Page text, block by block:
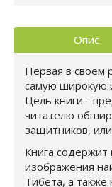
Опис
Первая в своем
самую широкую
Цель книги -
читателю
защитников,
Книга содержит
изображения
Тибета, а также